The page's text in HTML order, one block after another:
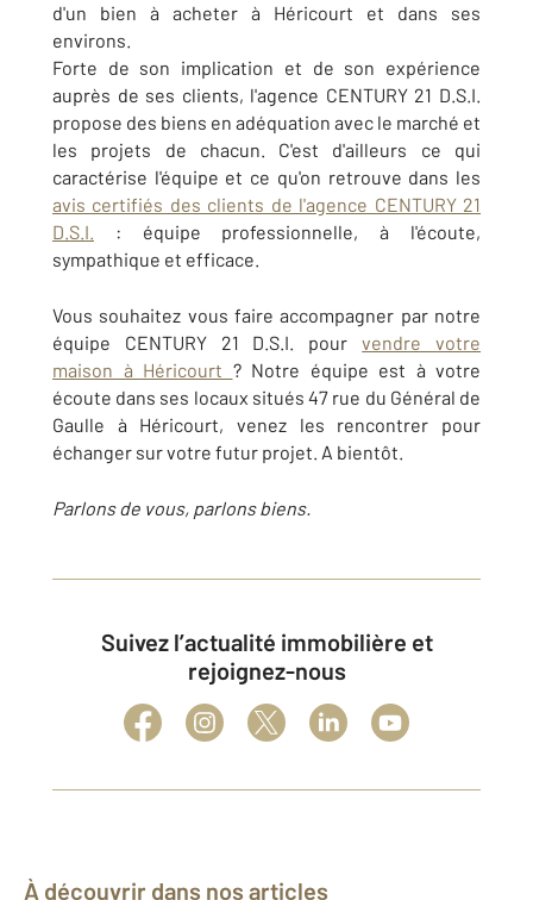
d'un bien à acheter à Héricourt et dans ses
environs.
Forte de son implication et de son expérience
auprès de ses clients, l'agence CENTURY 21 D.S.I.
propose des biens en adéquation avec le marché et
les projets de chacun. C'est d'ailleurs ce qui
caractérise l'équipe et ce qu'on retrouve dans les
avis certifiés des clients de l'agence CENTURY 21
D.S.I. : équipe professionnelle, à l'écoute,
sympathique et efficace.
Vous souhaitez vous faire accompagner par notre
équipe CENTURY 21 D.S.I. pourvendre votre
maison à Héricourt ? Notre équipe est à votre
écoute dans ses locaux situés 47 rue du Général de
Gaulle à Héricourt, venez les rencontrer pour
échanger sur votre futur projet. A bientôt.
Parlons de vous, parlons biens.
Suivez l’actualité immobilière et
rejoignez-nous
À découvrir dans nos articles